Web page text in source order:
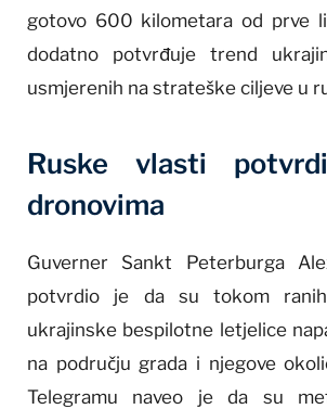
gotovo 600 kilometara od prve
dodatno potvrđuje trend
usmjerenih na strateške ciljeve u
Ruske vlasti
dronovima
Guverner Sankt Peterburga
potvrdio je da su tokom
ukrajinske bespilotne letjelice
na području grada i njegove
Telegramu naveo je da su